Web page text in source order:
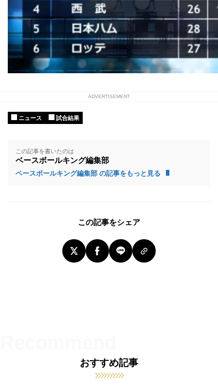
ADVERTISEMENT
ニュース 試合結果
この記事を書いたのは
ベースボールキング編集部
ベースボールキング編集部 の記事をもっと見る
この記事をシェア
おすすめ記事